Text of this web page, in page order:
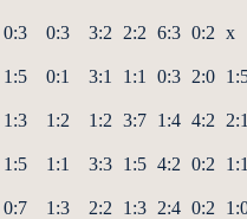
0:3 0:3 3:2 2:2 6:3 0:2 x
1:5 0:1 3:1 1:1 0:3 2:0
1:3 1:2 1:2 3:7 1:4 4:2
1:5 1:1 3:3 1:5 4:2 0:2
0:7 1:3 2:2 1:3 2:4 0:2